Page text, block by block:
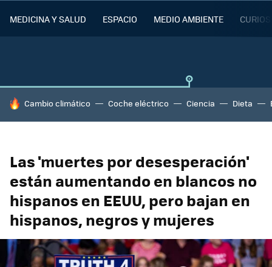
MEDICINA Y SALUD ESPACIO MEDIO AMBIENTE
HOY SE HABLA DE
Cambio climático Coche eléctrico Ciencia Dieta
Las 'muertes por desesperación'
están aumentando en blancos no
hispanos en EEUU, pero bajan en
hispanos, negros y mujeres